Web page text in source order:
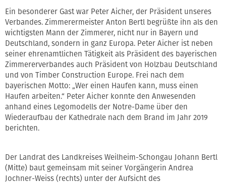
Ein besonderer Gast war Peter Aicher, der Präsident unseres
Verbandes. Zimmerermeister Anton Bertl begrüßte ihn als den
wichtigsten Mann der Zimmerer, nicht nur in Bayern und
Deutschland, sondern in ganz Europa. Peter Aicher ist neben
seiner ehrenamtlichen Tätigkeit als Präsident des bayerischen
Zimmererverbandes auch Präsident von Holzbau Deutschland
und von Timber Construction Europe. Frei nach dem
bayerischen Motto: „Wer einen Haufen kann, muss einen
Haufen arbeiten.“ Peter Aicher konnte den Anwesenden
anhand eines Legomodells der Notre-Dame über den
Wiederaufbau der Kathedrale nach dem Brand im Jahr 2019
berichten.
Der Landrat des Landkreises Weilheim-Schongau Johann Bertl
(Mitte) baut gemeinsam mit seiner Vorgängerin Andrea
Jochner-Weiss (rechts) unter der Aufsicht des